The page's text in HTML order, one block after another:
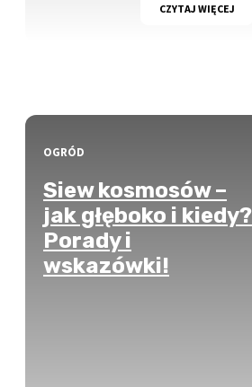
CZYTAJ WIĘCEJ
OGRÓD
Siew kosmosów –
jak głęboko i kiedy?
Porady i
wskazówki!